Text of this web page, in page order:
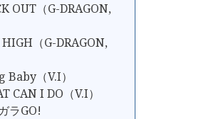
OUT（G-DRAGON,
（G-DRAGON,
Baby（V.I）
CAN I DO（V.I）
ラGO!